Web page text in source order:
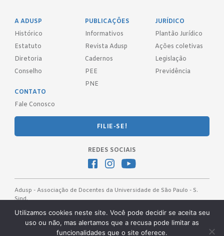
A ADUSP
Histórico
Estatuto
Diretoria
Conselho
PUBLICAÇÕES
Informativos
Revista Adusp
Cadernos
PEE
PNE
JURÍDICO
Plantão Jurídico
Ações coletivas
Legislação
Previdência
CONTATO
Fale Conosco
FILIE-SE!
REDES SOCIAIS
Adusp - Associação de Docentes da Universidade de São Paulo - S.
Sind.
Av. Prof. Almeida Prado, 1366 - São Paulo, SP - CEP 05508-070
Telefones: (11) 3091-4465 / 66 ● (11) 3813-5573 ● (11) 3815-9245 ●
(11) 3814-1715 ● (11) 3032-5950
Utilizamos cookies neste site. Você pode decidir se aceita seu
uso ou não, mas alertamos que a recusa pode limitar as
funcionalidades que o site oferece.